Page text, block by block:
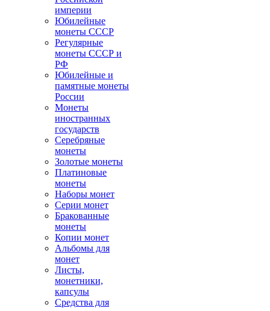
империи
Юбилейные
монеты СССР
Регулярные
монеты СССР и
РФ
Юбилейные и
памятные монеты
России
Монеты
иностранных
государств
Серебряные
монеты
Золотые монеты
Платиновые
монеты
Наборы монет
Серии монет
Бракованные
монеты
Копии монет
Альбомы для
монет
Листы,
монетники,
капсулы
Средства для